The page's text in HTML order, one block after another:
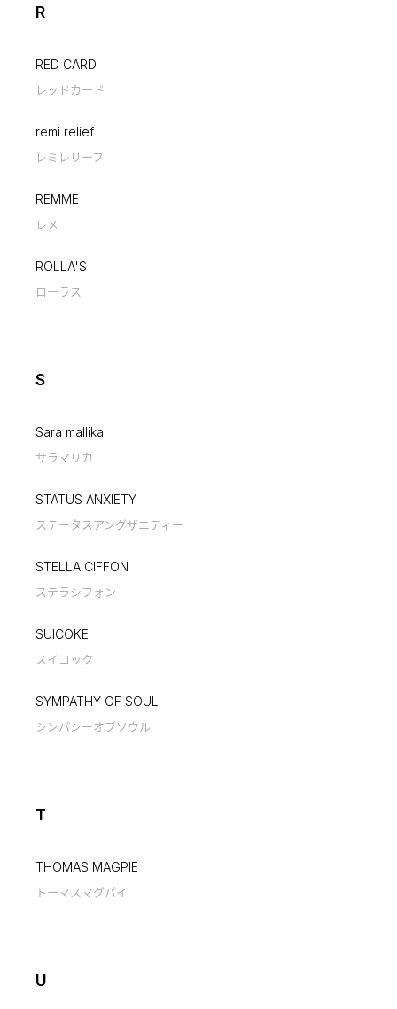
R
RED CARD
レッドカード
remi relief
レミレリーフ
REMME
レメ
ROLLA'S
ローラス
S
Sara mallika
サラマリカ
STATUS ANXIETY
ステータスアングザエティー
STELLA CIFFON
ステラシフォン
SUICOKE
スイコック
SYMPATHY OF SOUL
シンパシーオブソウル
T
THOMAS MAGPIE
トーマスマグパイ
U